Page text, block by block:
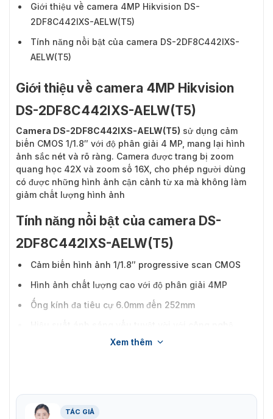
Giới thiệu về camera 4MP Hikvision DS-
2DF8C442IXS-AELW(T5)
Tính năng nổi bật của camera DS-2DF8C442IXS-
AELW(T5)
Giới thiệu về camera 4MP Hikvision
DS-2DF8C442IXS-AELW(T5)
Camera DS-2DF8C442IXS-AELW(T5) sử dụng cảm
biến CMOS 1/1.8″ với độ phân giải 4 MP, mang lại hình
ảnh sắc nét và rõ ràng. Camera được trang bị zoom
quang học 42X và zoom số 16X, cho phép người dùng
có được những hình ảnh cận cảnh từ xa mà không làm
giảm chất lượng hình ảnh
Tính năng nổi bật của camera DS-
2DF8C442IXS-AELW(T5)
Cảm biến hình ảnh 1/1.8″ progressive scan CMOS
Hình ảnh chất lượng cao với độ phân giải 4MP
Ống kính đa tiêu cự 6.0mm đến 252mm
Tầm nhìn ban đêm mở rộng với khoảng cách IR lên
tới 400m
Xem thêm
TÁC GIẢ